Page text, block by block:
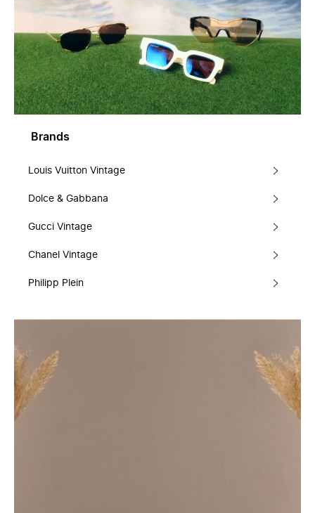
Brands
Louis Vuitton Vintage
Dolce & Gabbana
Gucci Vintage
Chanel Vintage
Philipp Plein